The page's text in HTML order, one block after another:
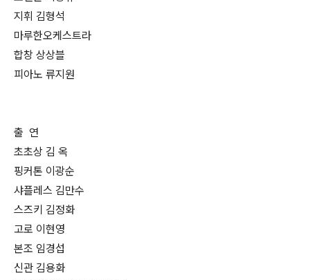
지휘 김형석
마루한오케스트라
합창 상상블
피아노 류지원
출 연
초초상 김 옥
핑커톤 이광순
샤플레스 김만수
스즈키 김정화
고로 이현영
본조 임경섭
신관 김용화